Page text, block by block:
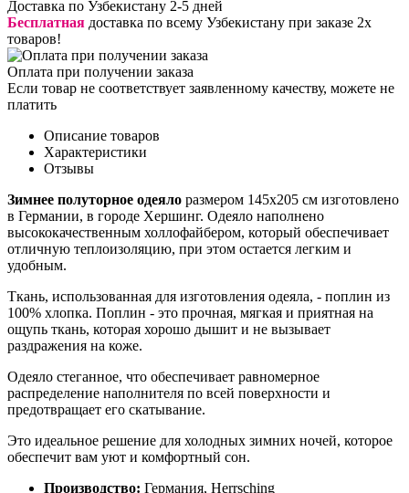
Доставка по Узбекистану 2-5 дней
Бесплатная доставка по всему Узбекистану при заказе 2х
товаров!
Оплата при получении заказа
Если товар не соответствует заявленному качеству, можете не
платить
Описание товаров
Характеристики
Отзывы
Зимнее полуторное одеяло размером 145х205 см изготовлено
в Германии, в городе Хершинг. Одеяло наполнено
высококачественным холлофайбером, который обеспечивает
отличную теплоизоляцию, при этом остается легким и
удобным.
Ткань, использованная для изготовления одеяла, - поплин из
100% хлопка. Поплин - это прочная, мягкая и приятная на
ощупь ткань, которая хорошо дышит и не вызывает
раздражения на коже.
Одеяло стеганное, что обеспечивает равномерное
распределение наполнителя по всей поверхности и
предотвращает его скатывание.
Это идеальное решение для холодных зимних ночей, которое
обеспечит вам уют и комфортный сон.
Производство: Германия, Herrsching